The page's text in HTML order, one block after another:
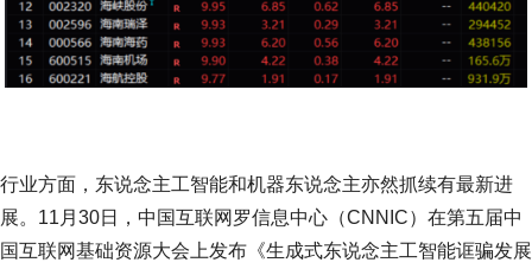
行业方面，东说念主工智能和机器东说念主亦然抓续有最新进
展。11月30日，中国互联网罗信息中心（CNNIC）在第五届中
国互联网基础资源大会上发布《生成式东说念主工智能诓骗发展